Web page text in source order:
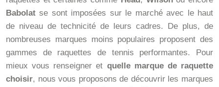
Babolatse sont imposées sur le marché avec le haut
de niveau de technicité de leurs cadres. De plus, de
nombreuses marques moins populaires proposent des
gammes de raquettes de tennis performantes. Pour
mieux vous renseigner et quelle marque de raquette
choisir, nous vous proposons de découvrir les marques